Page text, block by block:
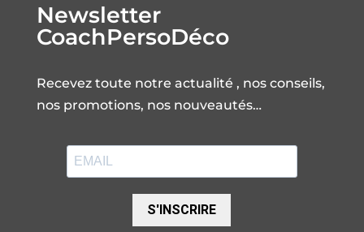
Newsletter
CoachPersoDéco
Recevez toute notre actualité , nos conseils,
nos promotions, nos nouveautés…
S'INSCRIRE